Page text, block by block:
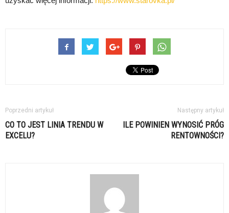
Poprzedni artykuł
CO TO JEST LINIA TRENDU W
EXCELU?
Następny artykuł
ILE POWINIEN WYNOSIĆ PRÓG
RENTOWNOŚCI?